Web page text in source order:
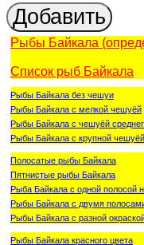
Рыбы Байкала
Список рыб Байкала
Рыбы Байкала без чешуи
Рыбы Байкала с мелкой чешуёй
Рыбы Байкала с чешуёй
Рыбы Байкала с крупной чешуёй
Полосатые рыбы Байкала
Пятнистые рыбы Байкала
Рыба Байкала с одной полосой
Рыбы Байкала с двумя
Рыбы Байкала с разной
Рыбы Байкала красного цвета